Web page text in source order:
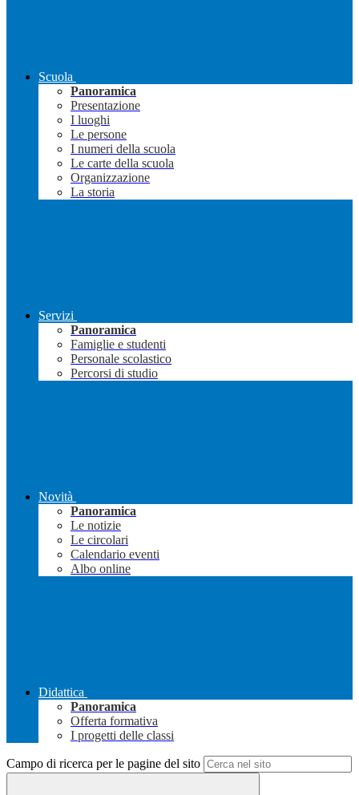
Scuola
Panoramica
Presentazione
I luoghi
Le persone
I numeri della scuola
Le carte della scuola
Organizzazione
La storia
Servizi
Panoramica
Famiglie e studenti
Personale scolastico
Percorsi di studio
Novità
Panoramica
Le notizie
Le circolari
Calendario eventi
Albo online
Didattica
Panoramica
Offerta formativa
I progetti delle classi
Campo di ricerca per le pagine del sito